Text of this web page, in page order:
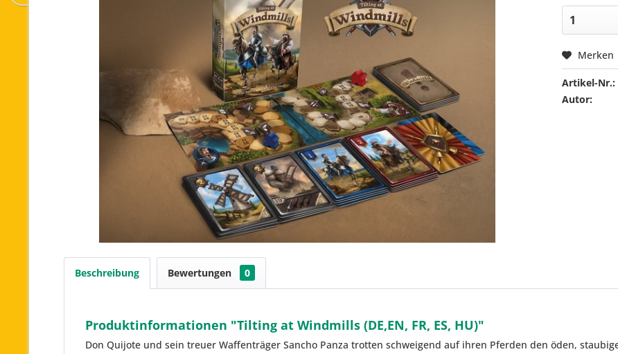
Merken
Artikel-Nr.:
Autor:
Beschreibung Bewertungen 0
Produktinformationen "Tilting at Windmills (DE,EN, FR, ES, HU)"
Don Quijote und sein treuer Waffenträger Sancho Panza trotten schweigend auf ihren Pferden den öden,